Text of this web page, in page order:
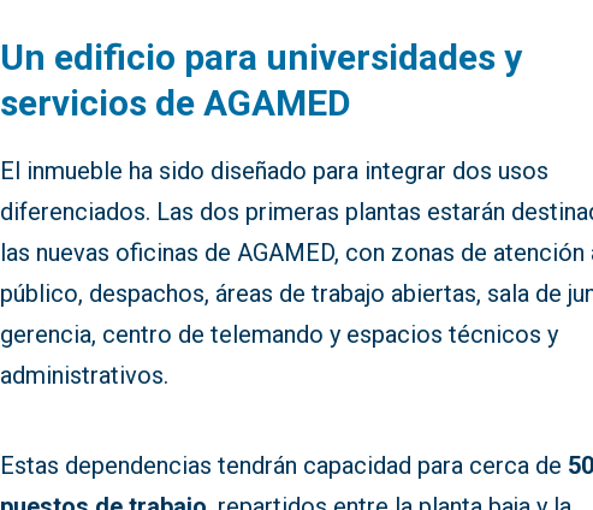
Un edificio para universidades y
servicios de AGAMED
El inmueble ha sido diseñado para integrar dos usos
diferenciados. Las dos primeras plantas estarán
las nuevas oficinas de AGAMED, con zonas de atención
público, despachos, áreas de trabajo abiertas, sala de
gerencia, centro de telemando y espacios técnicos y
administrativos.
Estas dependencias tendrán capacidad para cerca de 50